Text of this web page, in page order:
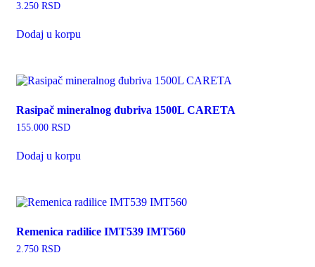
3.250 RSD
Dodaj u korpu
Rasipač mineralnog đubriva 1500L CARETA
155.000 RSD
Dodaj u korpu
Remenica radilice IMT539 IMT560
2.750 RSD